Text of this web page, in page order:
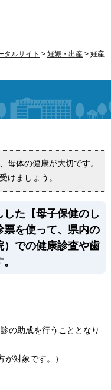
タルサイト > 妊娠・出産 > 妊産
母体の健康が大切です。
けましょう。
た【母子保健のし
票を使って、県内の
）での健康診査や歯
の助成を行うこととなり
が対象です。）